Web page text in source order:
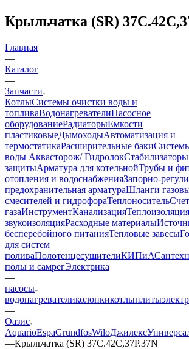
Крыльчатка (SR)
Главная
—
Каталог
—
Запчасти
КотлыСистемы очистки воды и
топливаВодонагревателиНасосное
оборудованиеРадиаторыЕмкости
пластиковыеДымоходыАвтоматизация и
термостатикаРасширительные баки
воды Аквасторож/ Гидролок
защитыАрматура для котельнойТрубы и
отопления и водоснабженияЗапорно-
предохранительная арматураШланги
смесителей и гидрофораТеплоноситель
газаИнструментКанализация
звукоизоляцияРасходные материалы
бесперебойного питанияТепловые завесы
для систем
поливаПолотенцесушителиКИПиА
полы и самрегЭлектрика
—
насосы
водонагревателиколонкикотлыплиты
—
Оазис
AquarioEspaGrundfosWiloДжилекс
—Крыльчатка (SR) 37С.42С,37P.37N